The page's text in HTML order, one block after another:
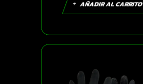
AÑADIR AL CARRITO